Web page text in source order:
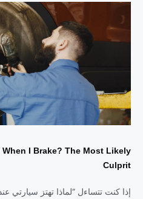
When I Brake? The Most Likely
Culprit
إذا كنت تتساءل “لماذا تهتز سيارتي